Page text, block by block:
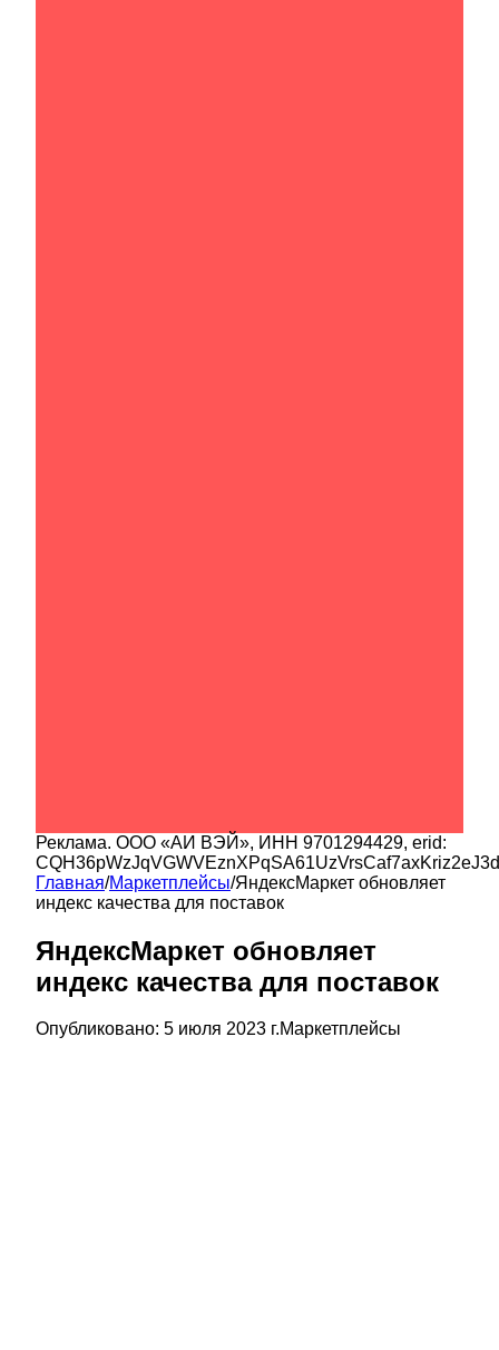
Реклама. ООО «АИ ВЭЙ», ИНН 9701294429, erid:
Главная/Маркетплейсы/ЯндексМаркет обновляет
индекс качества для поставок
ЯндексМаркет обновляет
индекс качества для поставок
Опубликовано: 5 июля 2023 г.Маркетплейсы